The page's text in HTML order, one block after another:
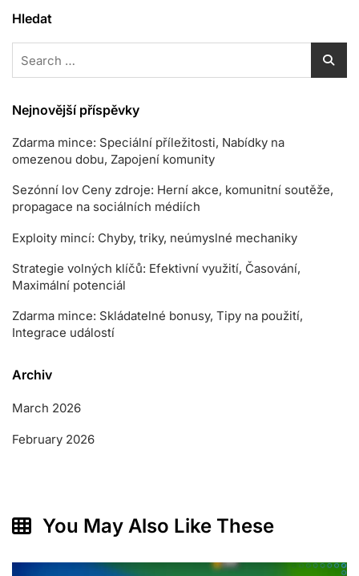
Hledat
for:
Nejnovější příspěvky
Zdarma mince: Speciální příležitosti, Nabídky na
omezenou dobu, Zapojení komunity
Sezónní lov Ceny zdroje: Herní akce, komunitní soutěže,
propagace na sociálních médiích
Exploity mincí: Chyby, triky, neúmyslné mechaniky
Strategie volných klíčů: Efektivní využití, Časování,
Maximální potenciál
Zdarma mince: Skládatelné bonusy, Tipy na použití,
Integrace událostí
Archiv
March 2026
February 2026
You May Also Like These